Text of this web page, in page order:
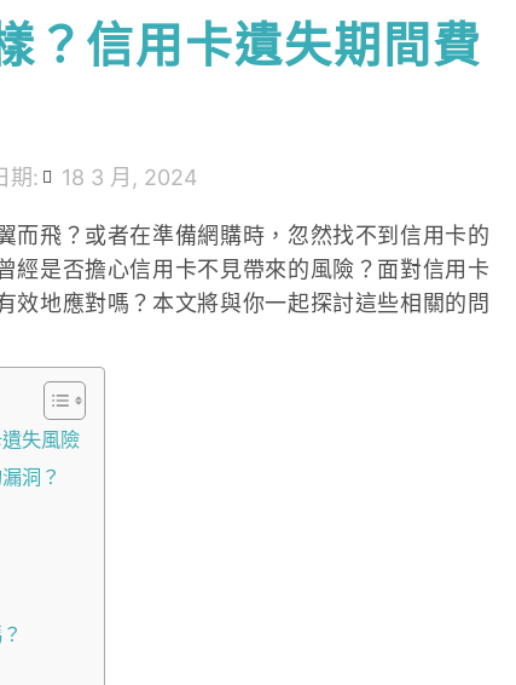
？信用卡遺失期間費
期: 18 3 月, 2024
而飛？或者在準備網購時，忽然找不到信用卡的
經是否擔心信用卡不見帶來的風險？面對信用卡
效地應對嗎？本文將與你一起探討這些相關的問
失風險
洞？